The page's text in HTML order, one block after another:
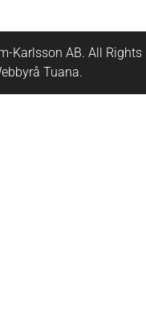
Karlsson AB. All Rights
Tuana.​